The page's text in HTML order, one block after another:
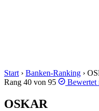
Start › Banken-Ranking ›
Rang 40 von 95
Bewertet
OSKAR